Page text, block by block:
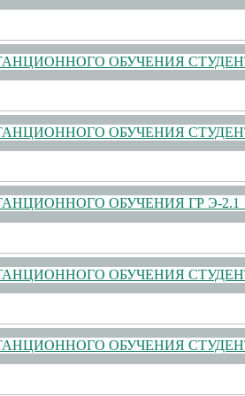
ОБУЧЕНИЯ
ОБУЧЕНИЯ
ОБУЧЕНИЯ ГР Э-2.1
ОБУЧЕНИЯ
ОБУЧЕНИЯ